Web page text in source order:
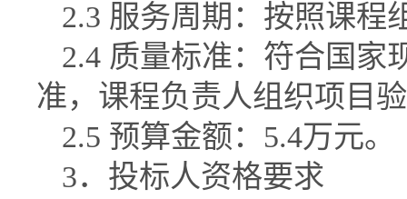
2.3 服务周期：按照课程
2.4 质量标准：符合国家
准，课程负责人组织项目
2.5 预算金额： 5.4万元。
3．投标人资格要求